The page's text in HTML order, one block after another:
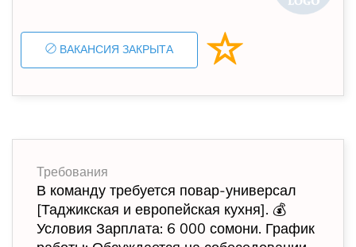
ВАКАНСИЯ ЗАКРЫТА
Требования
В команду требуется повар-универсал
[Таджикская и европейская кухня]. 💰
Условия Зарплата: 6 000 сомони. График